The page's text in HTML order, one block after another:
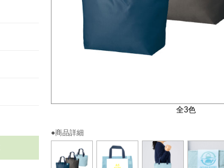
全3色
A5サイズ対応
大きさイメージ
OBPタグ付き
●商品詳細